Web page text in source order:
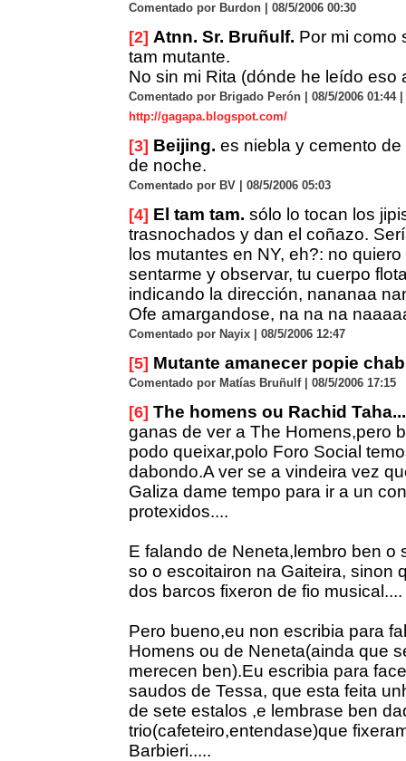
Comentado por Burdon | 08/5/2006 00:30
[2] Atnn. Sr. Bruñulf. Por mi como
tam mutante.
No sin mi Rita (dónde he leído eso
Comentado por Brigado Perón | 08/5/2006 01:44 |
http://gagapa.blogspot.com/
[3] Beijing. es niebla y cemento
de noche.
Comentado por BV | 08/5/2006 05:03
[4] El tam tam. sólo lo tocan los
trasnochados y dan el coñazo.
los mutantes en NY, eh?: no
sentarme y observar, tu cuerpo
indicando la dirección, nananaa
Ofe amargandose, na na na
Comentado por Nayix | 08/5/2006 12:47
[5] Mutante amanecer popie
Comentado por Matías Bruñulf | 08/5/2006 17:15
[6] The homens ou Rachid Taha...
ganas de ver a The Homens,pero
podo queixar,polo Foro Social
dabondo.A ver se a vindeira vez
Galiza dame tempo para ir a un
protexidos....
E falando de Neneta,lembro ben o
so o escoitairon na Gaiteira, sinon
dos barcos fixeron de fio musical....
Pero bueno,eu non escribia para
Homens ou de Neneta(ainda que
merecen ben).Eu escribia para
saudos de Tessa, que esta feita
de sete estalos ,e lembrase ben
trio(cafeteiro,entendase)que
Barbieri.....